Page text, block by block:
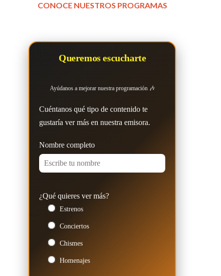
CONOCE NUESTROS PROGRAMAS
Queremos escucharte
Ayúdanos a mejorar nuestra programación 🎶
Cuéntanos qué tipo de contenido te
gustaría ver más en nuestra emisora.
Nombre completo
¿Qué quieres ver más?
Estrenos
Conciertos
Chismes
Homenajes